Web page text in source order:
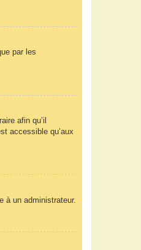
par les
afin qu’il
accessible qu’aux
à un administrateur.